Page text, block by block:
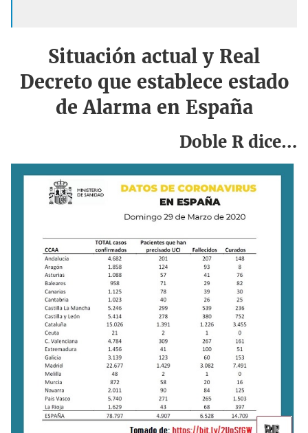
Situación actual y Real
Decreto que establece estado
de Alarma en España
Doble R dice…